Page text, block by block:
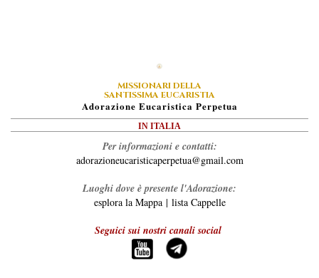
MISSIONARI DELLA
SANTISSIMA EUCARISTIA
ADorazione EUcaristica PErpetua
IN ITALIA
Per informazioni e contatti:
adorazioneucaristicaperpetua@gmail.com
Luoghi dove è presente l'Adorazione:
esplora la Mappa| lista Cappelle
Seguici sui nostri canali social